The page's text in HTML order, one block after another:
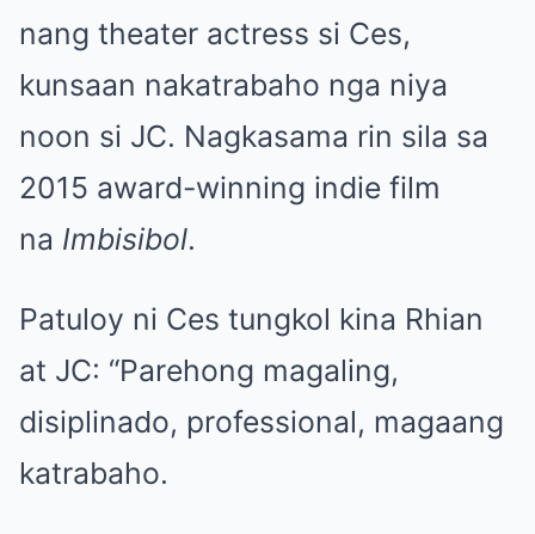
nang theater actress si Ces,
kunsaan nakatrabaho nga niya
noon si JC. Nagkasama rin sila sa
2015 award-winning indie film
na Imbisibol.
Patuloy ni Ces tungkol kina Rhian
at JC: “Parehong magaling,
disiplinado, professional, magaang
katrabaho.